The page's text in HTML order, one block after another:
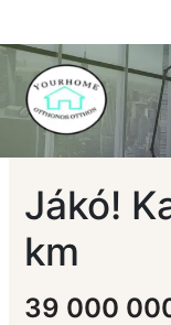
content
Jákó!
km
39 000